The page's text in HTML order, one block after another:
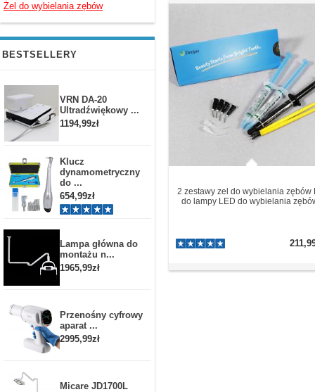
Żel do wybielania zębów
BESTSELLERY
VRN DA-20
Ultradźwiękowy ...
1194,99zł
Klucz
dynamometryczny
do ...
654,99zł
Lampa główna do
montażu n...
1965,99zł
Przenośny cyfrowy
aparat ...
2995,99zł
Micare JD1700L
2 zestawy zel do wybielania zębów
do lampy LED do wybielania